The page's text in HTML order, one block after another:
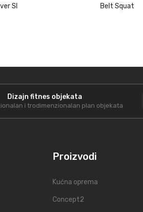
SI Belt Squat
Dizajn fitnes objekata
i trodimenzionalan plan objekata
Proizvodi
Kućna oprema
Concept2